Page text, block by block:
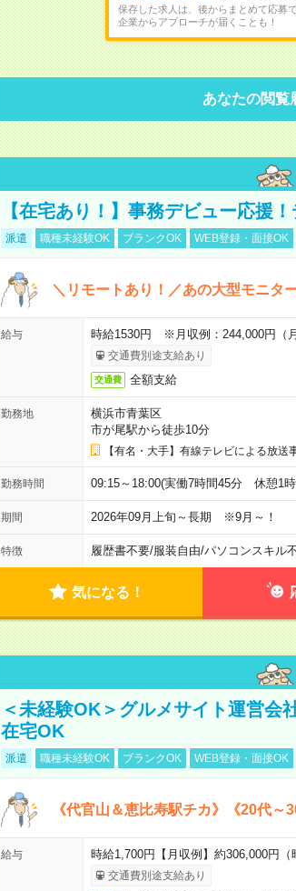
保存した求人は、後からまとめて応募で
企業からアプローチが届くことも！
あなたの閲覧
【在宅あり！】事務デビュー応援
派遣 職種未経験OK ブランクOK WEB登録・面接OK
＼リモートあり！／あの大型モニタ
給与 時給1530円 ※月収例：244,000円（月
交通費別途支給あり
交通費 全額支給
勤務地
横浜市青葉区
市が尾駅から徒歩10分
【有名・大手】有線テレビによる放送
勤務時間 09:15～18:00(実働7時間45分 休憩1
期間 2026年09月上旬～長期 ※9月～！
特徴 履歴書不要/服装自由/パソコンスキル
気になる！
＜未経験OK＞グルメサイト運営会
在宅OK
派遣 職種未経験OK ブランクOK WEB登録・面接OK
《代官山＆恵比寿駅チカ》《20代～
給与 時給1,700円【月収例】約306,000円
交通費別途支給あり